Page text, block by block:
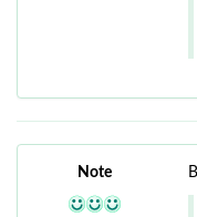
Note